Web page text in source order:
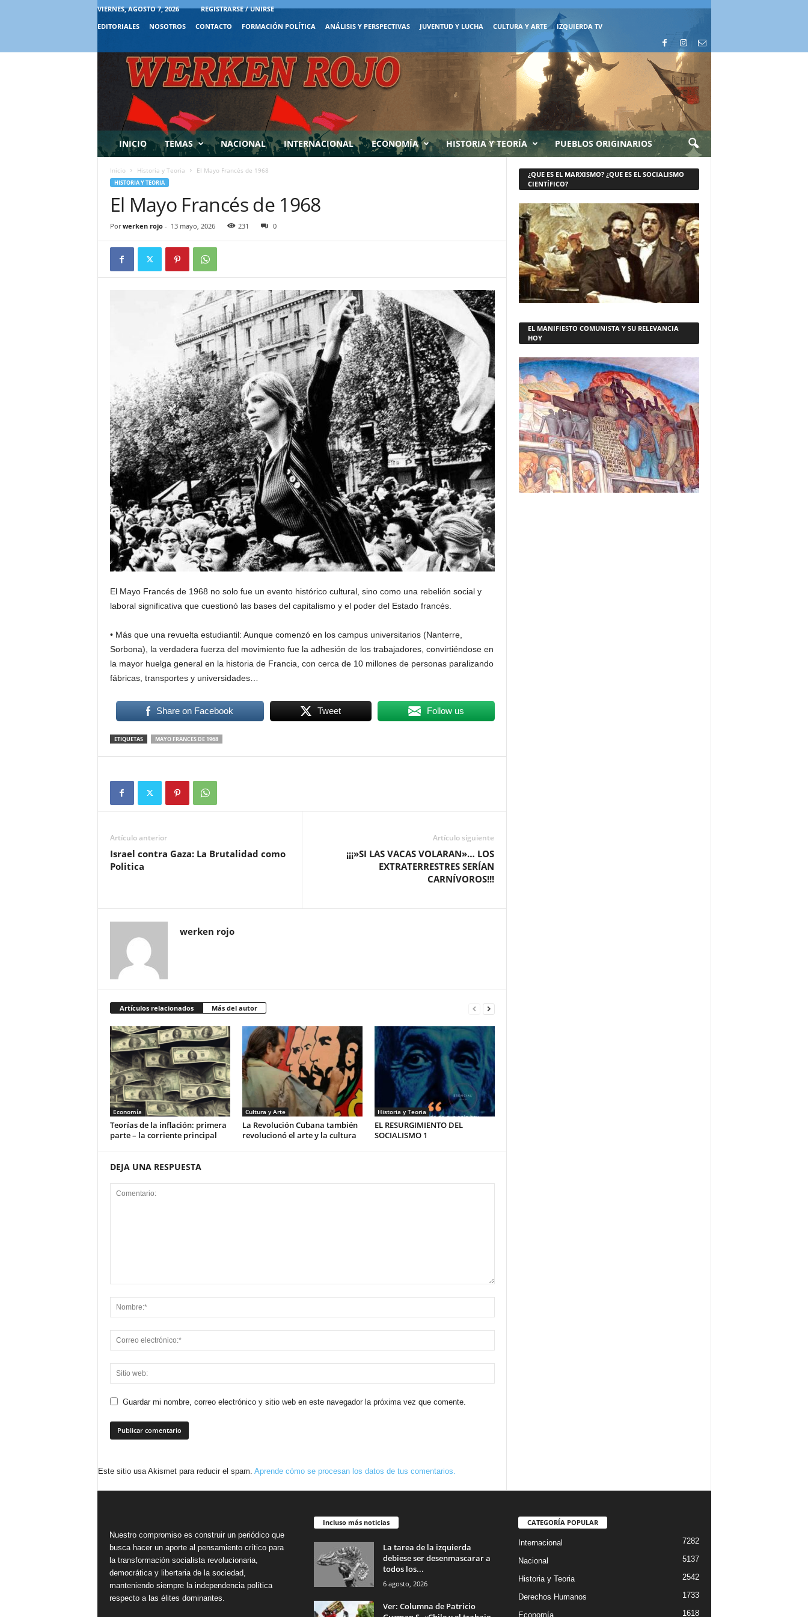
VIERNES, AGOSTO 7, 2026
REGISTRARSE / UNIRSE
EDITORIALES
NOSOTROS CONTACTO FORMACIÓN POLÍTICA ANÁLISIS Y PERSPECTIVAS JUVENTUD Y LUCHA CULTURA Y ARTE IZQUIERDA TV
INICIO TEMAS NACIONAL INTERNACIONAL ECONOMÍA HISTORIA Y TEORÍA PUEBLOS ORIGINARIOS
Inicio Historia y Teoria El Mayo Francés de 1968
HISTORIA Y TEORIA
El Mayo Francés de 1968
Por werken rojo- 13 mayo, 2026 231 0
El Mayo Francés de 1968 no solo fue un evento histórico cultural, sino como una rebelión social y
laboral significativa que cuestionó las bases del capitalismo y el poder del Estado francés.
• Más que una revuelta estudiantil: Aunque comenzó en los campus universitarios (Nanterre,
Sorbona), la verdadera fuerza del movimiento fue la adhesión de los trabajadores, convirtiéndose en
la mayor huelga general en la historia de Francia, con cerca de 10 millones de personas paralizando
fábricas, transportes y universidades…
Share on Facebook Tweet Follow us
ETIQUETAS MAYO FRANCES DE 1968
Artículo anterior
Israel contra Gaza: La Brutalidad como
Politica
Artículo siguiente
¡¡¡»SI LAS VACAS VOLARAN»… LOS
EXTRATERRESTRES SERÍAN
CARNÍVOROS!!!
werken rojo
Artículos relacionados Más del autor
Economía
Teorías de la inflación: primera
parte – la corriente principal
Cultura y Arte
La Revolución Cubana también
revolucionó el arte y la cultura
Historia y Teoria
EL RESURGIMIENTO DEL
SOCIALISMO 1
DEJA UNA RESPUESTA
Guardar mi nombre, correo electrónico y sitio web en este navegador la próxima vez que comente.
Este sitio usa Akismet para reducir el spam. Aprende cómo se procesan los datos de tus comentarios.
¿QUE ES EL MARXISMO? ¿QUE ES EL SOCIALISMO
CIENTÍFICO?
EL MANIFIESTO COMUNISTA Y SU RELEVANCIA
HOY
Nuestro compromiso es construir un periódico que
busca hacer un aporte al pensamiento crítico para
la transformación socialista revolucionaria,
democrática y libertaria de la sociedad,
manteniendo siempre la independencia política
respecto a las élites dominantes.
Incluso más noticias
La tarea de la izquierda
debiese ser desenmascarar a
todos los...
6 agosto, 2026
Ver: Columna de Patricio
CATEGORÍA POPULAR
Internacional 7282
Nacional 5137
Historia y Teoria 2542
Derechos Humanos 1733
Economía 1618